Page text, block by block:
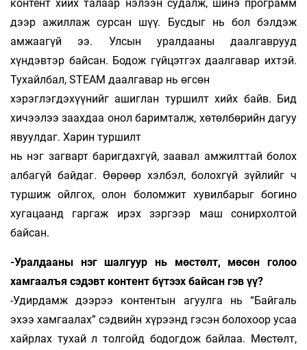
контент хийх талаар нэлээн судалж, шинэ программ
дээр ажиллаж сурсан шүү. Бусдыг нь бол бэлдэж
амжаагүй ээ. Улсын уралдааны даалгаврууд
хүндэвтэр байсан. Бодож гүйцэтгэх даалгавар ихтэй.
Тухайлбал, STEAM даалгавар нь өгсөн
хэрэглэгдэхүүнийг ашиглан туршилт хийх байв. Бид
хичээлээ заахдаа онол баримталж, хө­төл­бөрийн дагуу
явуулдаг. Харин туршилт
нь нэг загварт баригдахгүй, заавал амжилттай болох
албагүй байдаг. Өөрөөр хэлбэл, болохгүй зүйлийг ч
туршиж ойлгох, олон боломжит хувилбарыг богино
хугацаанд гаргаж ирэх зэргээр маш сонирхолтой
байсан.
-Уралдааны нэг шалгуур нь мөстөлт, мөсөн голоо
хамгаалъя сэдэвт контент бүтээх байсан гэв үү?
-Удирдамж дээрээ контентын агуулга нь “Байгаль
эхээ хамгаалах” сэдвийн хүрээнд гэсэн болохоор усаа
хайрлах тухай л толгойд бодогдож байлаа. Мөстөлт,